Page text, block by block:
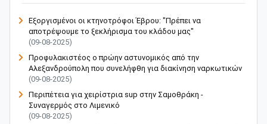
Εξοργισμένοι οι κτηνοτρόφοι Έβρου: "Πρέπει να
αποτρέψουμε το ξεκλήρισμα του κλάδου μας"
(09-08-2025)
Προφυλακιστέος ο πρώην αστυνομικός από την
Αλεξανδρούπολη που συνελήφθη για διακίνηση ναρκωτικών
(09-08-2025)
Περιπέτεια για χειρίστρια sup στην Σαμοθράκη -
Συναγερμός στο Λιμενικό
(09-08-2025)